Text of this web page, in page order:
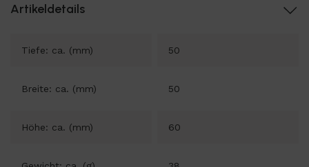
Artikeldetails
Tiefe: ca. (mm) 50
Breite: ca. (mm) 50
Höhe: ca. (mm) 60